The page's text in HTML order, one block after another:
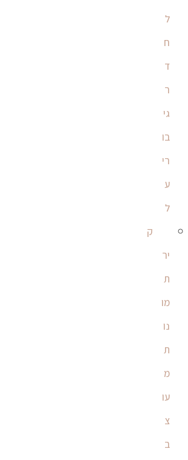
ל
ח
ד
ר
גי
בו
רי
ע
ל
ק
יר
ת
מו
נו
ת
מ
עו
צ
ב